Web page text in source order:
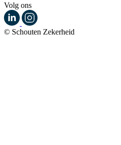
Volg ons
© Schouten Zekerheid